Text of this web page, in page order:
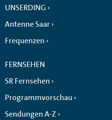
UNSERDING
Antenne Saar
Frequenzen
FERNSEHEN
SR Fernsehen
Programmvorschau
Sendungen A-Z